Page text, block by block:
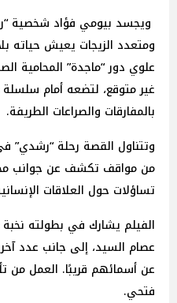
ويجسد بيومي فؤاد شخصية
ومتعدد الزيجات يعيش حياته
علوي دور “ماجدة” المحامية
غير متوقع، لتضعه أمام
بالمفارقات والصراعات الطريفة.
وتتناول القصة رحلة “رشدي”
من مواقف تكشف عن جوانب
تساؤلات حول العلاقات
الفيلم يشارك في بطولته
عصام السيد، إلى جانب عدد
عن أسمائهم قريبًا. العمل من
فتحي.